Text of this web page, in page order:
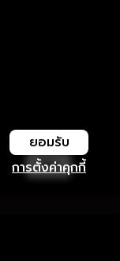
การตั้งค่าคุกกี้
ยอมรับ
เปิด